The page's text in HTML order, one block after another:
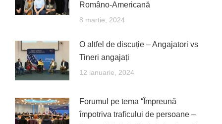
Româno-Americană
8 martie, 2024
O altfel de discuție – Angajatori vs
Tineri angajați
12 ianuarie, 2024
Forumul pe tema “Împreună
împotriva traficului de persoane –